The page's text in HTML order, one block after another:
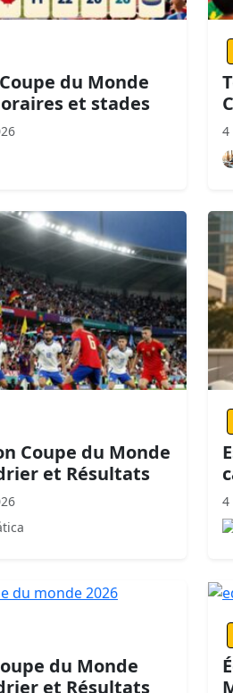
du Monde
et stades
4
Coupe du Monde
et Résultats
4
du Monde
et Résultats